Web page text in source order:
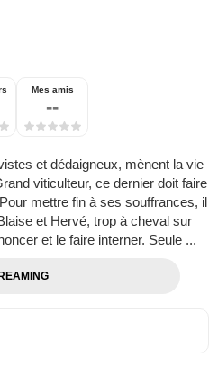
Mes amis
--
et dédaigneux, mènent la vie
viticulteur, ce dernier doit faire
mettre fin à ses souffrances, il
et Hervé, trop à cheval sur
et le faire interner. Seule ...